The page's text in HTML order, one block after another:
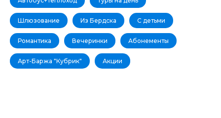
Шлюзование Из Бердска С детьми
Романтика Вечеринки Абонементы
Арт-Баржа "Кубрик" Акции